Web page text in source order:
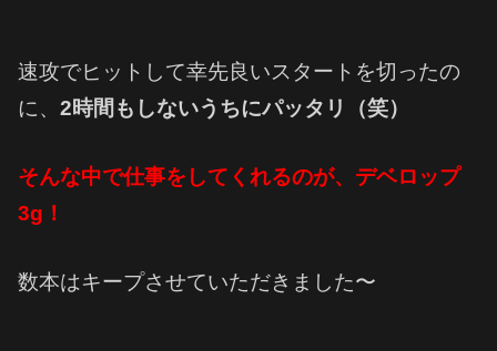
速攻でヒットして幸先良いスタートを切ったの
に、 2時間もしないうちにパッタリ（笑）
そんな中で仕事をしてくれるのが、デベロップ
3g！
数本はキープさせていただきました〜